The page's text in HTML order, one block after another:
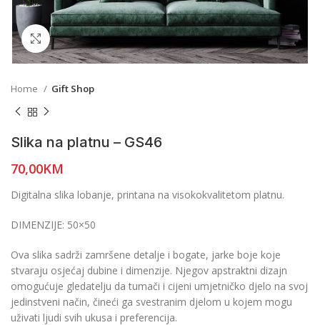
Click to enlarge
Home Gift Shop
Slika na platnu – GS46
70,00KM
Digitalna slika lobanje, printana na visokokvalitetom platnu.
DIMENZIJE: 50×50
Ova slika sadrži zamršene detalje i bogate, jarke boje koje
stvaraju osjećaj dubine i dimenzije. Njegov apstraktni dizajn
omogućuje gledatelju da tumači i cijeni umjetničko djelo na svoj
jedinstveni način, čineći ga svestranim djelom u kojem mogu
uživati ljudi svih ukusa i preferencija.